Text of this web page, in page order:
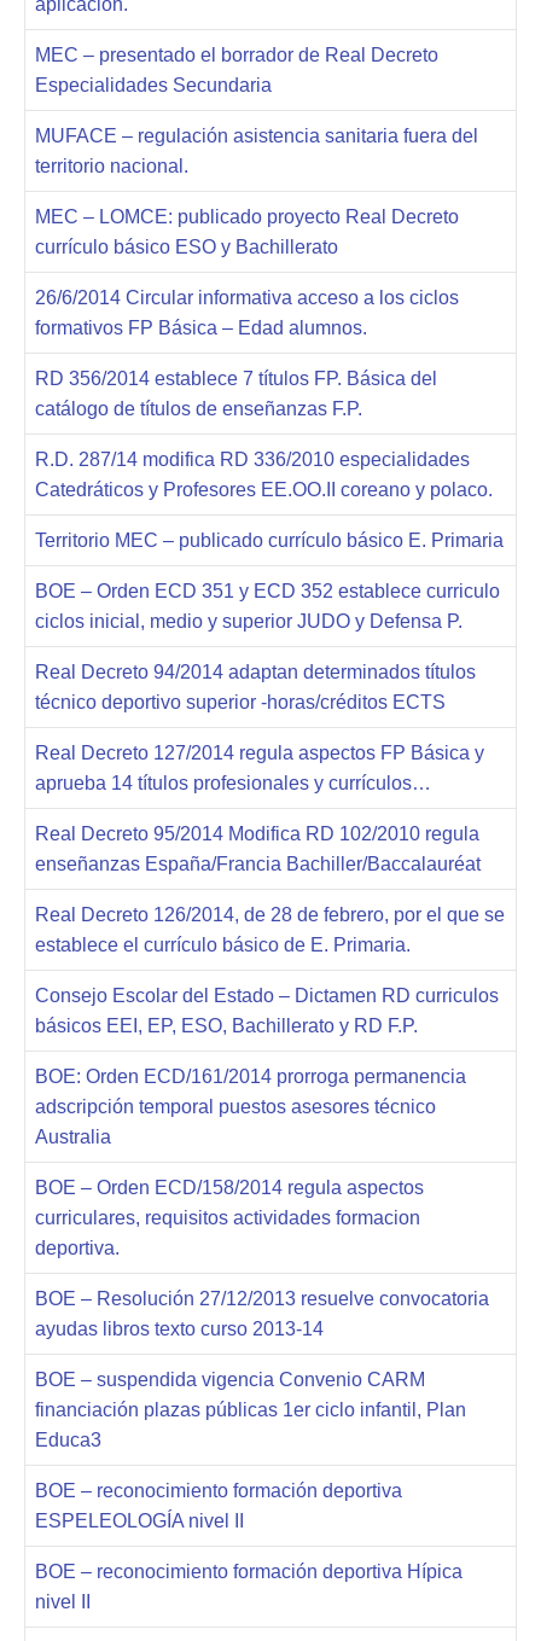
aplicación.
MEC – presentado el borrador de Real Decreto
Especialidades Secundaria
MUFACE – regulación asistencia sanitaria fuera del
territorio nacional.
MEC – LOMCE: publicado proyecto Real Decreto
currículo básico ESO y Bachillerato
26/6/2014 Circular informativa acceso a los ciclos
formativos FP Básica – Edad alumnos.
RD 356/2014 establece 7 títulos FP. Básica del
catálogo de títulos de enseñanzas F.P.
R.D. 287/14 modifica RD 336/2010 especialidades
Catedráticos y Profesores EE.OO.II coreano y polaco.
Territorio MEC – publicado currículo básico E. Primaria
BOE – Orden ECD 351 y ECD 352 establece curriculo
ciclos inicial, medio y superior JUDO y Defensa P.
Real Decreto 94/2014 adaptan determinados títulos
técnico deportivo superior -horas/créditos ECTS
Real Decreto 127/2014 regula aspectos FP Básica y
aprueba 14 títulos profesionales y currículos…
Real Decreto 95/2014 Modifica RD 102/2010 regula
enseñanzas España/Francia Bachiller/Baccalauréat
Real Decreto 126/2014, de 28 de febrero, por el que se
establece el currículo básico de E. Primaria.
Consejo Escolar del Estado – Dictamen RD curriculos
básicos EEI, EP, ESO, Bachillerato y RD F.P.
BOE: Orden ECD/161/2014 prorroga permanencia
adscripción temporal puestos asesores técnico
Australia
BOE – Orden ECD/158/2014 regula aspectos
curriculares, requisitos actividades formacion
deportiva.
BOE – Resolución 27/12/2013 resuelve convocatoria
ayudas libros texto curso 2013-14
BOE – suspendida vigencia Convenio CARM
financiación plazas públicas 1er ciclo infantil, Plan
Educa3
BOE – reconocimiento formación deportiva
ESPELEOLOGÍA nivel II
BOE – reconocimiento formación deportiva Hípica
nivel II